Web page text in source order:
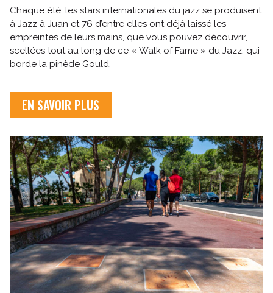
Chaque été, les stars internationales du jazz se produisent
à Jazz à Juan et 76 d’entre elles ont déjà laissé les
empreintes de leurs mains, que vous pouvez découvrir,
scellées tout au long de ce « Walk of Fame » du Jazz, qui
borde la pinède Gould.
EN SAVOIR PLUS